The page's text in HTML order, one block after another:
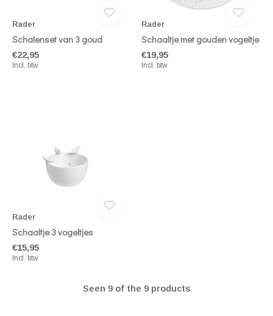
Rader
Schalenset van 3 goud
€22,95
Incl. btw
Rader
Schaaltje met gouden vogeltje
€19,95
Incl. btw
Rader
Schaaltje 3 vogeltjes
€15,95
Incl. btw
Seen 9 of the 9 products